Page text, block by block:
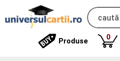
Produse 0